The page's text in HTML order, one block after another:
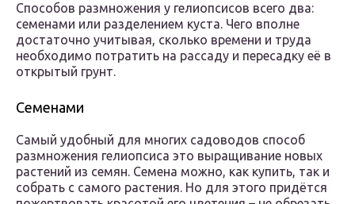
Способов размножения у гелиопсисов всего два:
семенами или разделением куста. Чего вполне
достаточно учитывая, сколько времени и труда
необходимо потратить на рассаду и пересадку её в
открытый грунт.
Семенами
Самый удобный для многих садоводов способ
размножения гелиопсиса это выращивание новых
растений из семян. Семена можно, как купить, так и
собрать с самого растения. Но для этого придётся